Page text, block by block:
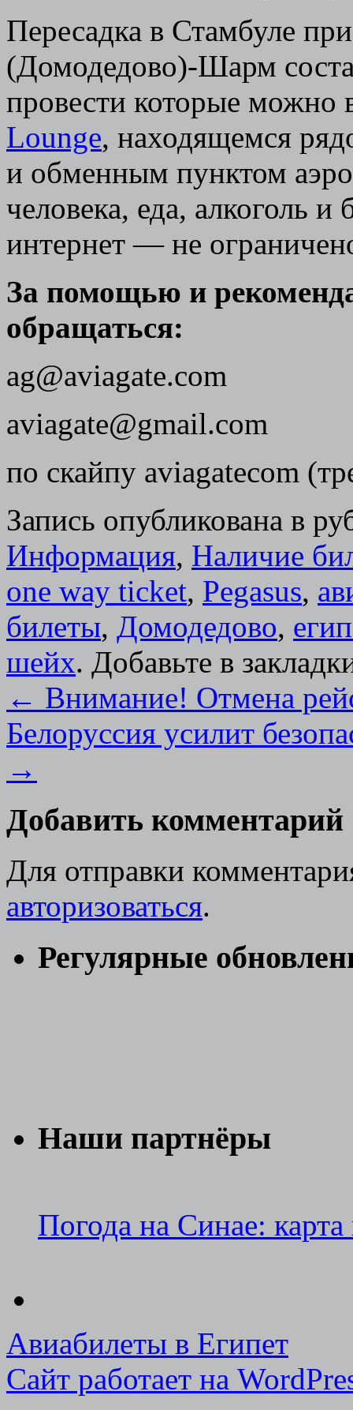
Пересадка в Стамбуле
(Домодедово)-Шарм
провести которые можно
Lounge, находящемся
и обменным пунктом
человека, еда, алкоголь
интернет — не
За помощью и
обращаться:
ag@aviagate.com
aviagate@gmail.com
по скайпу aviagatecom
Запись опубликована в
Информация, Наличие
one way ticket, Pegasus,
билеты, Домодедово,
шейх. Добавьте в
← Внимание! Отмена
Белоруссия усилит
→
Добавить комментарий
Для отправки
авторизоваться.
Регулярные
Наши партнёры
Погода на Синае:
Авиабилеты в Египет
Сайт работает на